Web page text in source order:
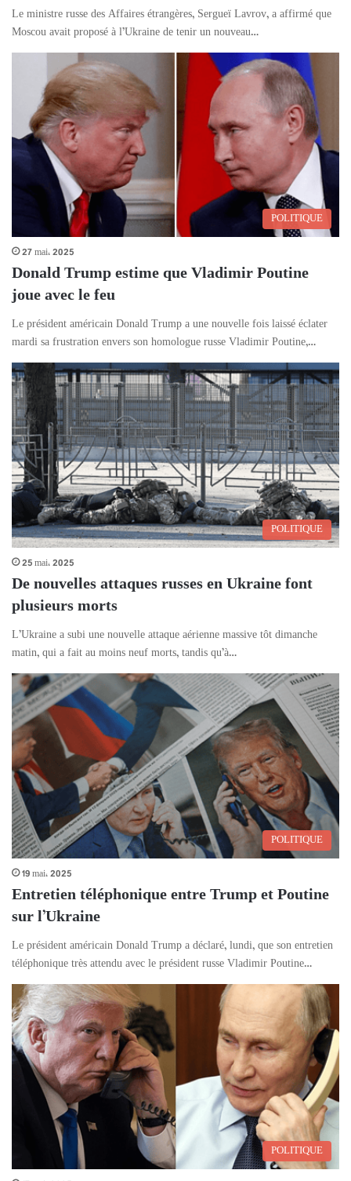
Le ministre russe des Affaires étrangères, Sergueï Lavrov, a affirmé que
Moscou avait proposé à l’Ukraine de tenir un nouveau…
POLITIQUE
27 mai، 2025
Donald Trump estime que Vladimir Poutine
joue avec le feu
Le président américain Donald Trump a une nouvelle fois laissé éclater
mardi sa frustration envers son homologue russe Vladimir Poutine,…
POLITIQUE
25 mai، 2025
De nouvelles attaques russes en Ukraine font
plusieurs morts
L’Ukraine a subi une nouvelle attaque aérienne massive tôt dimanche
matin, qui a fait au moins neuf morts, tandis qu’à…
POLITIQUE
19 mai، 2025
Entretien téléphonique entre Trump et Poutine
sur l’Ukraine
Le président américain Donald Trump a déclaré, lundi, que son entretien
téléphonique très attendu avec le président russe Vladimir Poutine…
POLITIQUE